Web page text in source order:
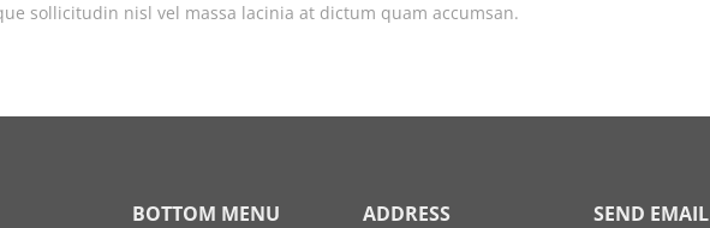
sollicitudin nisl vel massa lacinia at dictum quam accumsan.
BOTTOM MENU ADDRESS SEND EMAIL